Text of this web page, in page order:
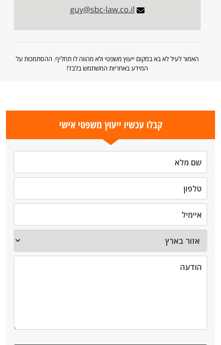
guy@sbc-law.co.il
האמור לעיל לא בא במקום ייעוץ משפטי ולא מהווה לו תחליף. ההסתמכות על
המידע באחריות המשתמש בלבד!
קבלו עכשיו ייעוץ משפטי אישי